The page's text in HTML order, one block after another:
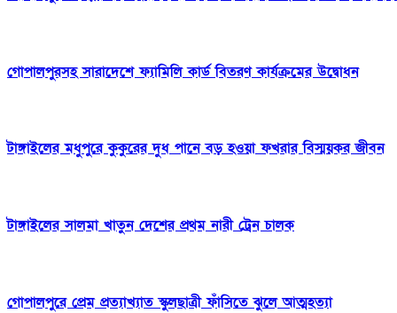
গোপালপুরসহ সারাদেশে ফ্যামিলি কার্ড বিতরণ কার্যক্রমের উদ্বোধন
টাঙ্গাইলের মধুপুরে কুকুরের দুধ পানে বড় হওয়া ফখরার বিস্ময়কর জীবন
টাঙ্গাইলের সালমা খাতুন দেশের প্রথম নারী ট্রেন চালক
গোপালপুরে প্রেম প্রত্যাখ্যাত স্কুলছাত্রী ফাঁসিতে ঝুলে আত্মহত্যা